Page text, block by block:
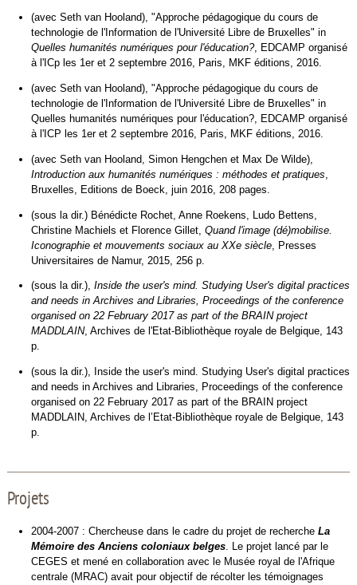
(avec Seth van Hooland), "Approche pédagogique du cours de
technologie de l'Information de l'Université Libre de Bruxelles" in
Quelles humanités numériques pour l'éducation?, EDCAMP organisé
à l'ICp les 1er et 2 septembre 2016, Paris, MKF éditions, 2016.
(avec Seth van Hooland), "Approche pédagogique du cours de
technologie de l'Information de l'Université Libre de Bruxelles" in
Quelles humanités numériques pour l'éducation?, EDCAMP organisé
à l'ICP les 1er et 2 septembre 2016, Paris, MKF éditions, 2016.
(avec Seth van Hooland, Simon Hengchen et Max De Wilde),
Introduction aux humanités numériques : méthodes et pratiques
Bruxelles, Editions de Boeck, juin 2016, 208 pages.
(sous la dir.) Bénédicte Rochet, Anne Roekens, Ludo Bettens,
Christine Machiels et Florence Gillet, Quand l'image (dé)mobilise.
Iconographie et mouvements sociaux au XXe siècle, Presses
Universitaires de Namur, 2015, 256 p.
(sous la dir.), Inside the user's mind. Studying User's digital practices
and needs in Archives and Libraries, Proceedings of the conference
organised on 22 February 2017 as part of the BRAIN project
MADDLAIN, Archives de l'Etat-Bibliothèque royale de Belgique, 143
p.
(sous la dir.), Inside the user's mind. Studying User's digital practices
and needs in Archives and Libraries, Proceedings of the conference
organised on 22 February 2017 as part of the BRAIN project
MADDLAIN, Archives de l’Etat-Bibliothèque royale de Belgique, 143
p.
Projets
2004-2007 : Chercheuse dans le cadre du projet de recherche La
Mémoire des Anciens coloniaux belges. Le projet lancé par le
CEGES et mené en collaboration avec le Musée royal de l'Afrique
centrale (MRAC) avait pour objectif de récolter les témoignages